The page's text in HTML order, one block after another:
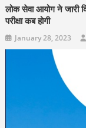
लोक सेवा आयोग ने जारी
परीक्षा कब होगी
January 28, 2023